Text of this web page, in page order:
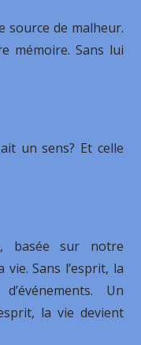
source de malheur.
mémoire. Sans lui
un sens? Et celle
basée sur notre
Sans l’esprit, la
Un
la vie devient